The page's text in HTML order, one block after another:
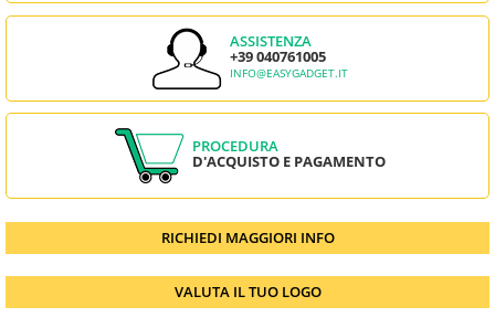
ASSISTENZA
+39 040761005
INFO@EASYGADGET.IT
PROCEDURA
D'ACQUISTO E PAGAMENTO
RICHIEDI MAGGIORI INFO
VALUTA IL TUO LOGO